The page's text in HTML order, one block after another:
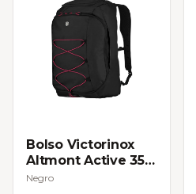
Bolso Victorinox
Altmont Active 35L
2 en 1
Negro